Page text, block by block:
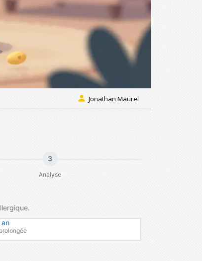
Jonathan Maurel
3
Analyse
an